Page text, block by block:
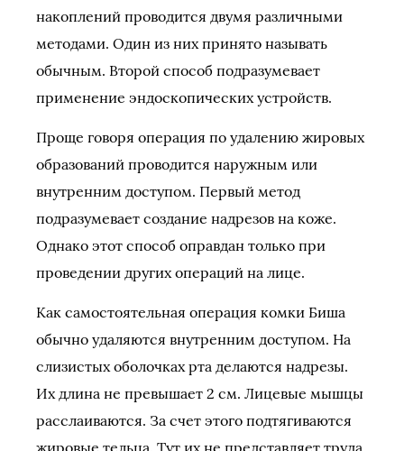
накоплений проводится двумя различными
методами. Один из них принято называть
обычным. Второй способ подразумевает
применение эндоскопических устройств.
Проще говоря операция по удалению жировых
образований проводится наружным или
внутренним доступом. Первый метод
подразумевает создание надрезов на коже.
Однако этот способ оправдан только при
проведении других операций на лице.
Как самостоятельная операция комки Биша
обычно удаляются внутренним доступом. На
слизистых оболочках рта делаются надрезы.
Их длина не превышает 2 см. Лицевые мышцы
расслаиваются. За счет этого подтягиваются